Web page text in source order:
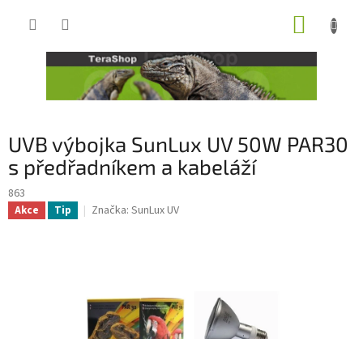
UVB výbojka SunLux UV 50W PAR30
s předřadníkem a kabeláží
863
Akce Tip Značka: SunLux UV